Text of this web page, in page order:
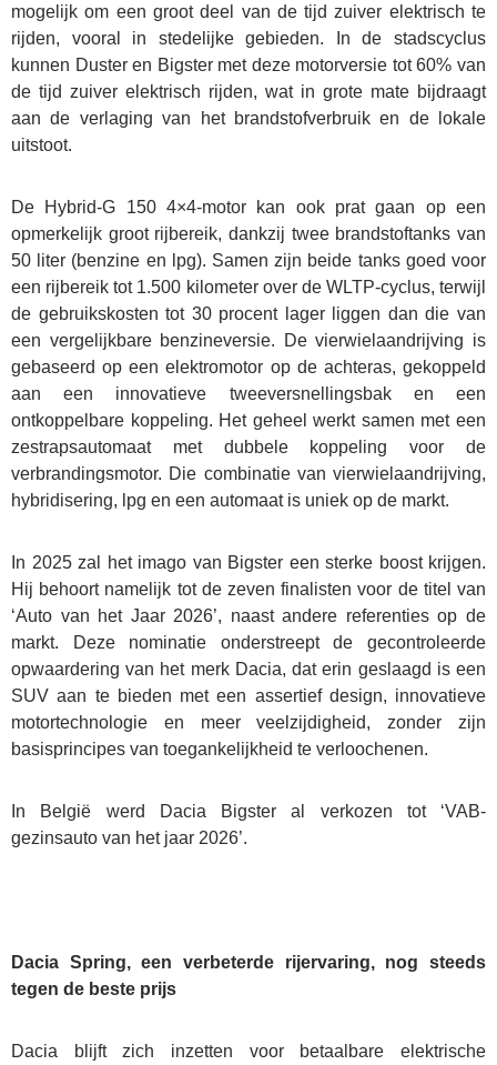
Home
wagens
Stock wagens
Rema
Carrosserie
Wie zijn we?
Nieuws
Contact
mogelijk om een groot deel van de tijd zuiver elektrisch te
rijden, vooral in stedelijke gebieden. In de stadscyclus
kunnen Duster en Bigster met deze motorversie tot 60% van
de tijd zuiver elektrisch rijden, wat in grote mate bijdraagt
aan de verlaging van het brandstofverbruik en de lokale
uitstoot.
De Hybrid-G 150 4×4-motor kan ook prat gaan op een
opmerkelijk groot rijbereik, dankzij twee brandstoftanks van
50 liter (benzine en lpg). Samen zijn beide tanks goed voor
een rijbereik tot 1.500 kilometer over de WLTP-cyclus, terwijl
de gebruikskosten tot 30 procent lager liggen dan die van
een vergelijkbare benzineversie. De vierwielaandrijving is
gebaseerd op een elektromotor op de achteras, gekoppeld
aan een innovatieve tweeversnellingsbak en een
ontkoppelbare koppeling. Het geheel werkt samen met een
zestrapsautomaat met dubbele koppeling voor de
verbrandingsmotor. Die combinatie van vierwielaandrijving,
hybridisering, lpg en een automaat is uniek op de markt.
In 2025 zal het imago van Bigster een sterke boost krijgen.
Hij behoort namelijk tot de zeven finalisten voor de titel van
‘Auto van het Jaar 2026’, naast andere referenties op de
markt. Deze nominatie onderstreept de gecontroleerde
opwaardering van het merk Dacia, dat erin geslaagd is een
SUV aan te bieden met een assertief design, innovatieve
motortechnologie en meer veelzijdigheid, zonder zijn
basisprincipes van toegankelijkheid te verloochenen.
In België werd Dacia Bigster al verkozen tot ‘VAB-
gezinsauto van het jaar 2026’.
Dacia Spring, een verbeterde rijervaring, nog steeds
tegen de beste prijs
Dacia blijft zich inzetten voor betaalbare elektrische